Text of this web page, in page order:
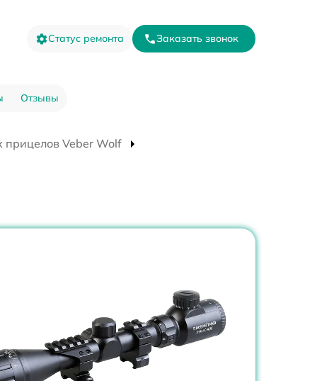
Статус ремонта Заказать звонок
Отзывы
прицелов Veber Wolf